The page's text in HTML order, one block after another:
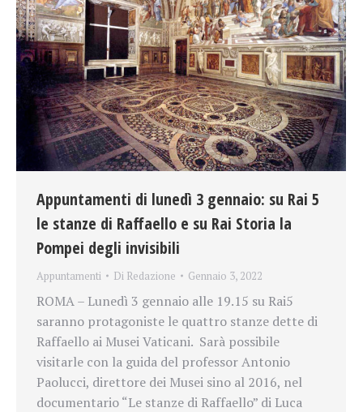
Appuntamenti di lunedì 3 gennaio: su Rai 5
le stanze di Raffaello e su Rai Storia la
Pompei degli invisibili
Appuntamenti Di Redazione Gennaio 3, 2022
ROMA – Lunedì 3 gennaio alle 19.15 su Rai5
saranno protagoniste le quattro stanze dette di
Raffaello ai Musei Vaticani. Sarà possibile
visitarle con la guida del professor Antonio
Paolucci, direttore dei Musei sino al 2016, nel
documentario “Le stanze di Raffaello” di Luca